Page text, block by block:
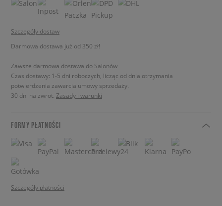
Szczegóły dostaw
Darmowa dostawa już od 350 zł!
Zawsze darmowa dostawa do Salonów
Czas dostawy: 1-5 dni roboczych, licząc od dnia otrzymania
potwierdzenia zawarcia umowy sprzedaży.
30 dni na zwrot. Zasady i warunki
FORMY PŁATNOŚCI
Szczegóły płatności